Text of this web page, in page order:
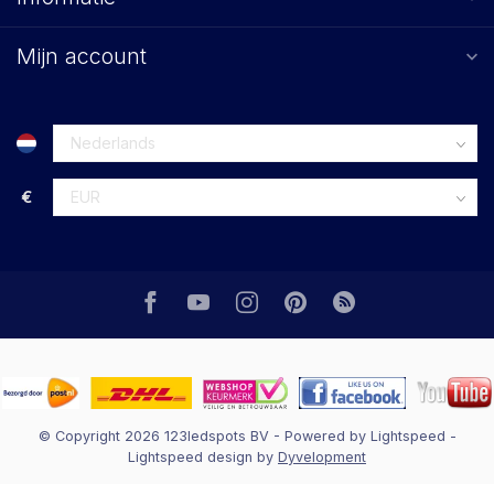
Mijn account
€
© Copyright 2026 123ledspots BV- Powered by Lightspeed -
Lightspeed design by Dyvelopment